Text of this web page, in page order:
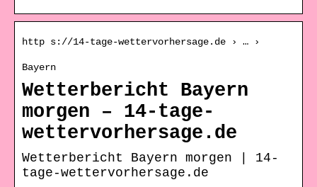
http s://14-tage-wettervorhersage.de › … ›
Bayern
Wetterbericht Bayern
morgen – 14-tage-
wettervorhersage.de
Wetterbericht Bayern morgen | 14-
tage-wettervorhersage.de